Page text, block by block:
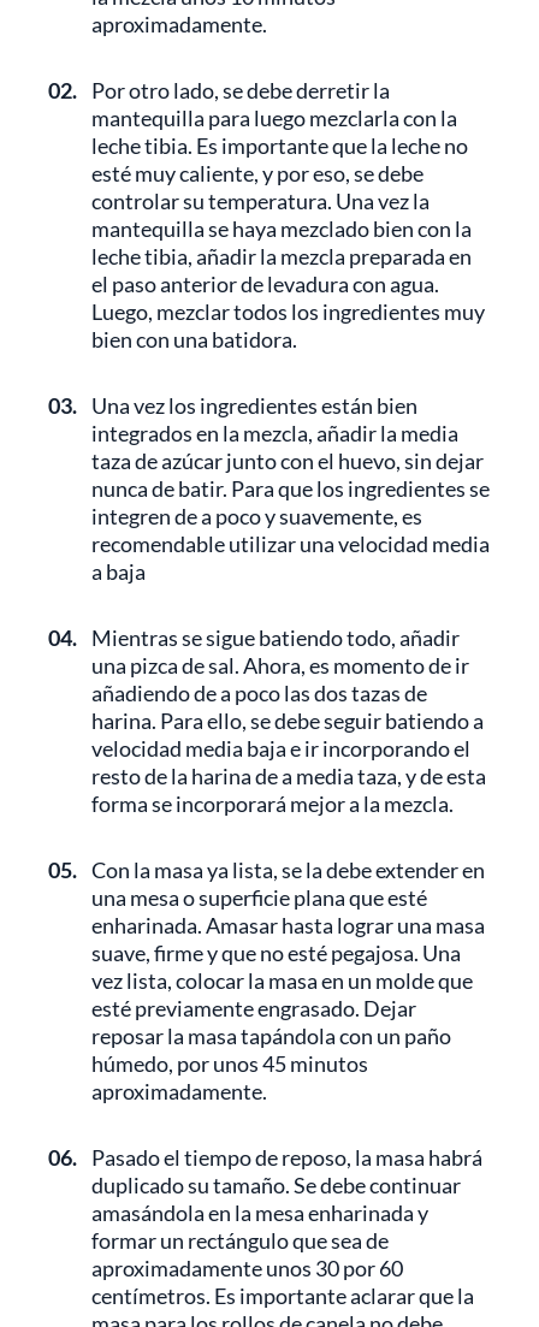
aproximadamente.
02. Por otro lado, se debe derretir la
mantequilla para luego mezclarla con la
leche tibia. Es importante que la leche no
esté muy caliente, y por eso, se debe
controlar su temperatura. Una vez la
mantequilla se haya mezclado bien con la
leche tibia, añadir la mezcla preparada en
el paso anterior de levadura con agua.
Luego, mezclar todos los ingredientes muy
bien con una batidora.
03. Una vez los ingredientes están bien
integrados en la mezcla, añadir la media
taza de azúcar junto con el huevo, sin dejar
nunca de batir. Para que los ingredientes se
integren de a poco y suavemente, es
recomendable utilizar una velocidad media
a baja
04. Mientras se sigue batiendo todo, añadir
una pizca de sal. Ahora, es momento de ir
añadiendo de a poco las dos tazas de
harina. Para ello, se debe seguir batiendo a
velocidad media baja e ir incorporando el
resto de la harina de a media taza, y de esta
forma se incorporará mejor a la mezcla.
05. Con la masa ya lista, se la debe extender en
una mesa o superficie plana que esté
enharinada. Amasar hasta lograr una masa
suave, firme y que no esté pegajosa. Una
vez lista, colocar la masa en un molde que
esté previamente engrasado. Dejar
reposar la masa tapándola con un paño
húmedo, por unos 45 minutos
aproximadamente.
06. Pasado el tiempo de reposo, la masa habrá
duplicado su tamaño. Se debe continuar
amasándola en la mesa enharinada y
formar un rectángulo que sea de
aproximadamente unos 30 por 60
centímetros. Es importante aclarar que la